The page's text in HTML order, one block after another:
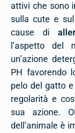
attivi che sono
sulla cute e sul
cause di
l’aspetto del
un’azione
PH favorendo
pelo del gatto
regolarità e
sua azione.
dell’animale è